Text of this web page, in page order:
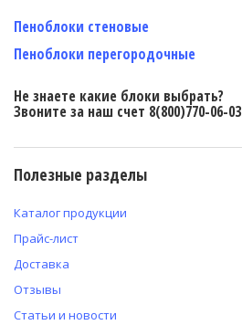
Пеноблоки стеновые
Пеноблоки перегородочные
Не знаете какие блоки выбрать?
Звоните за наш счет 8(800)770-06-03
Полезные разделы
Каталог продукции
Прайс-лист
Доставка
Отзывы
Статьи и новости